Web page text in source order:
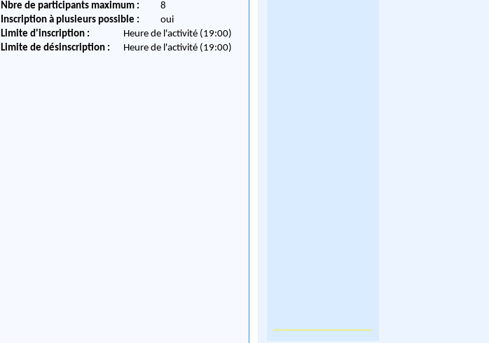
Nbre de participants maximum :
8
Inscription à plusieurs possible :
oui
Limite d'inscription :
Heure de l'activité (19:00)
Limite de désinscription :
Heure de l'activité (19:00)